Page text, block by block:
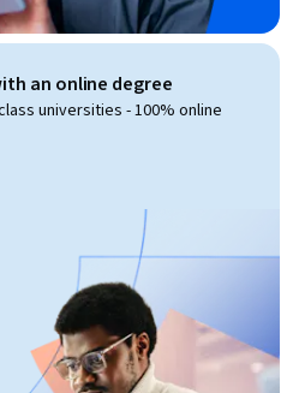
an online degree
universities - 100% online